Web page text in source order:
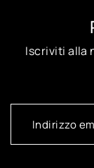
Iscriviti alla